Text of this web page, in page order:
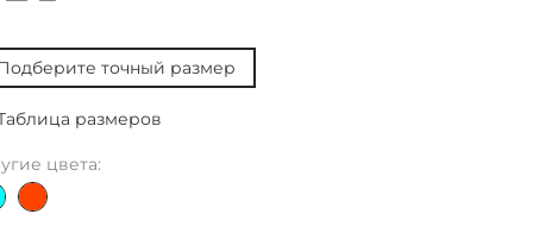
точный размер
размеров
цвета: